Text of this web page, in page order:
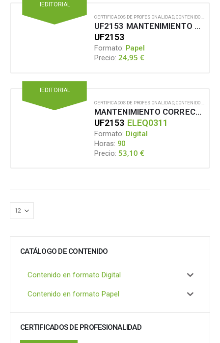
IEDITORIAL
CERTIFICADOS DE PROFESIONALIDAD CONTENIDO EN FORMATO PAPEL
UF2153 MANTENIMIENTO CORRECTIVO DE EQUIPOS DE IMAGEN Y SONIDO
UF2153
Formato: Papel
Precio: 24,95€
IEDITORIAL
CERTIFICADOS DE PROFESIONALIDAD CONTENIDO EN FORMATO DIGITAL
MANTENIMIENTO CORRECTIVO DE EQUIPOS DE IMAGEN Y SONIDO
UF2153 ELEQ0311
Formato: Digital
Horas: 90
Precio: 53,10€
CATÁLOGO DE CONTENIDO
Contenido en formato Digital
Contenido en formato Papel
CERTIFICADOS DE PROFESIONALIDAD